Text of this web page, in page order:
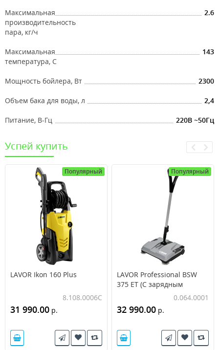
Максимальная
производительность
пара, кг/ч
2.6
Максимальная
температура, С
143
Мощность бойлера, Вт 2300
Объем бака для воды, л 2,4
Питание, В-Гц 220B ~50Гц
Успей купить
Популярный
LAVOR Ikon 160 Plus
8.108.0006C
31 990.00 р.
Популярный
LAVOR Professional BSW
375 ET (С зарядным
устройством и АКБ)0.064.0001
32 990.00 р.